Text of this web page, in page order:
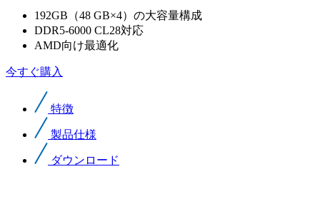
192GB（48 GB×4）の大容量構成
DDR5-6000 CL28対応
AMD向け最適化
今すぐ購入
特徴
製品仕様
ダウンロード